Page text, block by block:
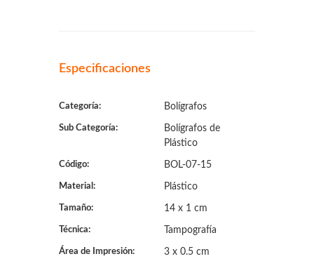
Especificaciones
Categoría: Bolígrafos
Sub Categoría:
Bolígrafos de
Plástico
Código: BOL-07-15
Material: Plástico
Tamaño: 14 x 1 cm
Técnica: Tampografía
Área de Impresión: 3 x 0.5 cm